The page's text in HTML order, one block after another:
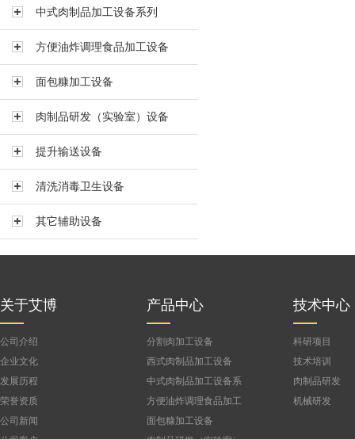
斩拌机BZBJ-130B
真空斩拌机BZBJ-130V
斩拌机BZBJ-200B
斩拌机BZBJ-330B
搅拌机BJBJ-500
搅拌机BJBJ-750
搅拌机BJBJ-1000
搅拌机BJBJ-1500
真空搅拌机BVBJ-150F
真空搅拌机BVBJ-300FS
真空搅拌机BVBJ-300
真空搅拌机BVBJ-500
真空搅拌机BVBJ-1500
烟熏箱BYXX-II
烟熏箱BYXX-III
蒸煮桶BZZT-II
蒸煮桶BZZT-III
蒸煮桶BZZT-IV-150
蒸煮桶BZZT-IV-300
发酵箱
中式肉制品加工设备系列
方便油炸调理食品加工设备
面包糠加工设备
肉制品研发（实验室）设备
提升输送设备
清洗消毒卫生设备
其它辅助设备
关于艾博
公司介绍
企业文化
发展历程
荣誉资质
公司新闻
产品中心
分割肉加工设备
西式肉制品加工设备
中式肉制品加工设备系
列
方便油炸调理食品加工
设备
面包糠加工设备
技术中心
科研项目
技术培训
肉制品研发
机械研发